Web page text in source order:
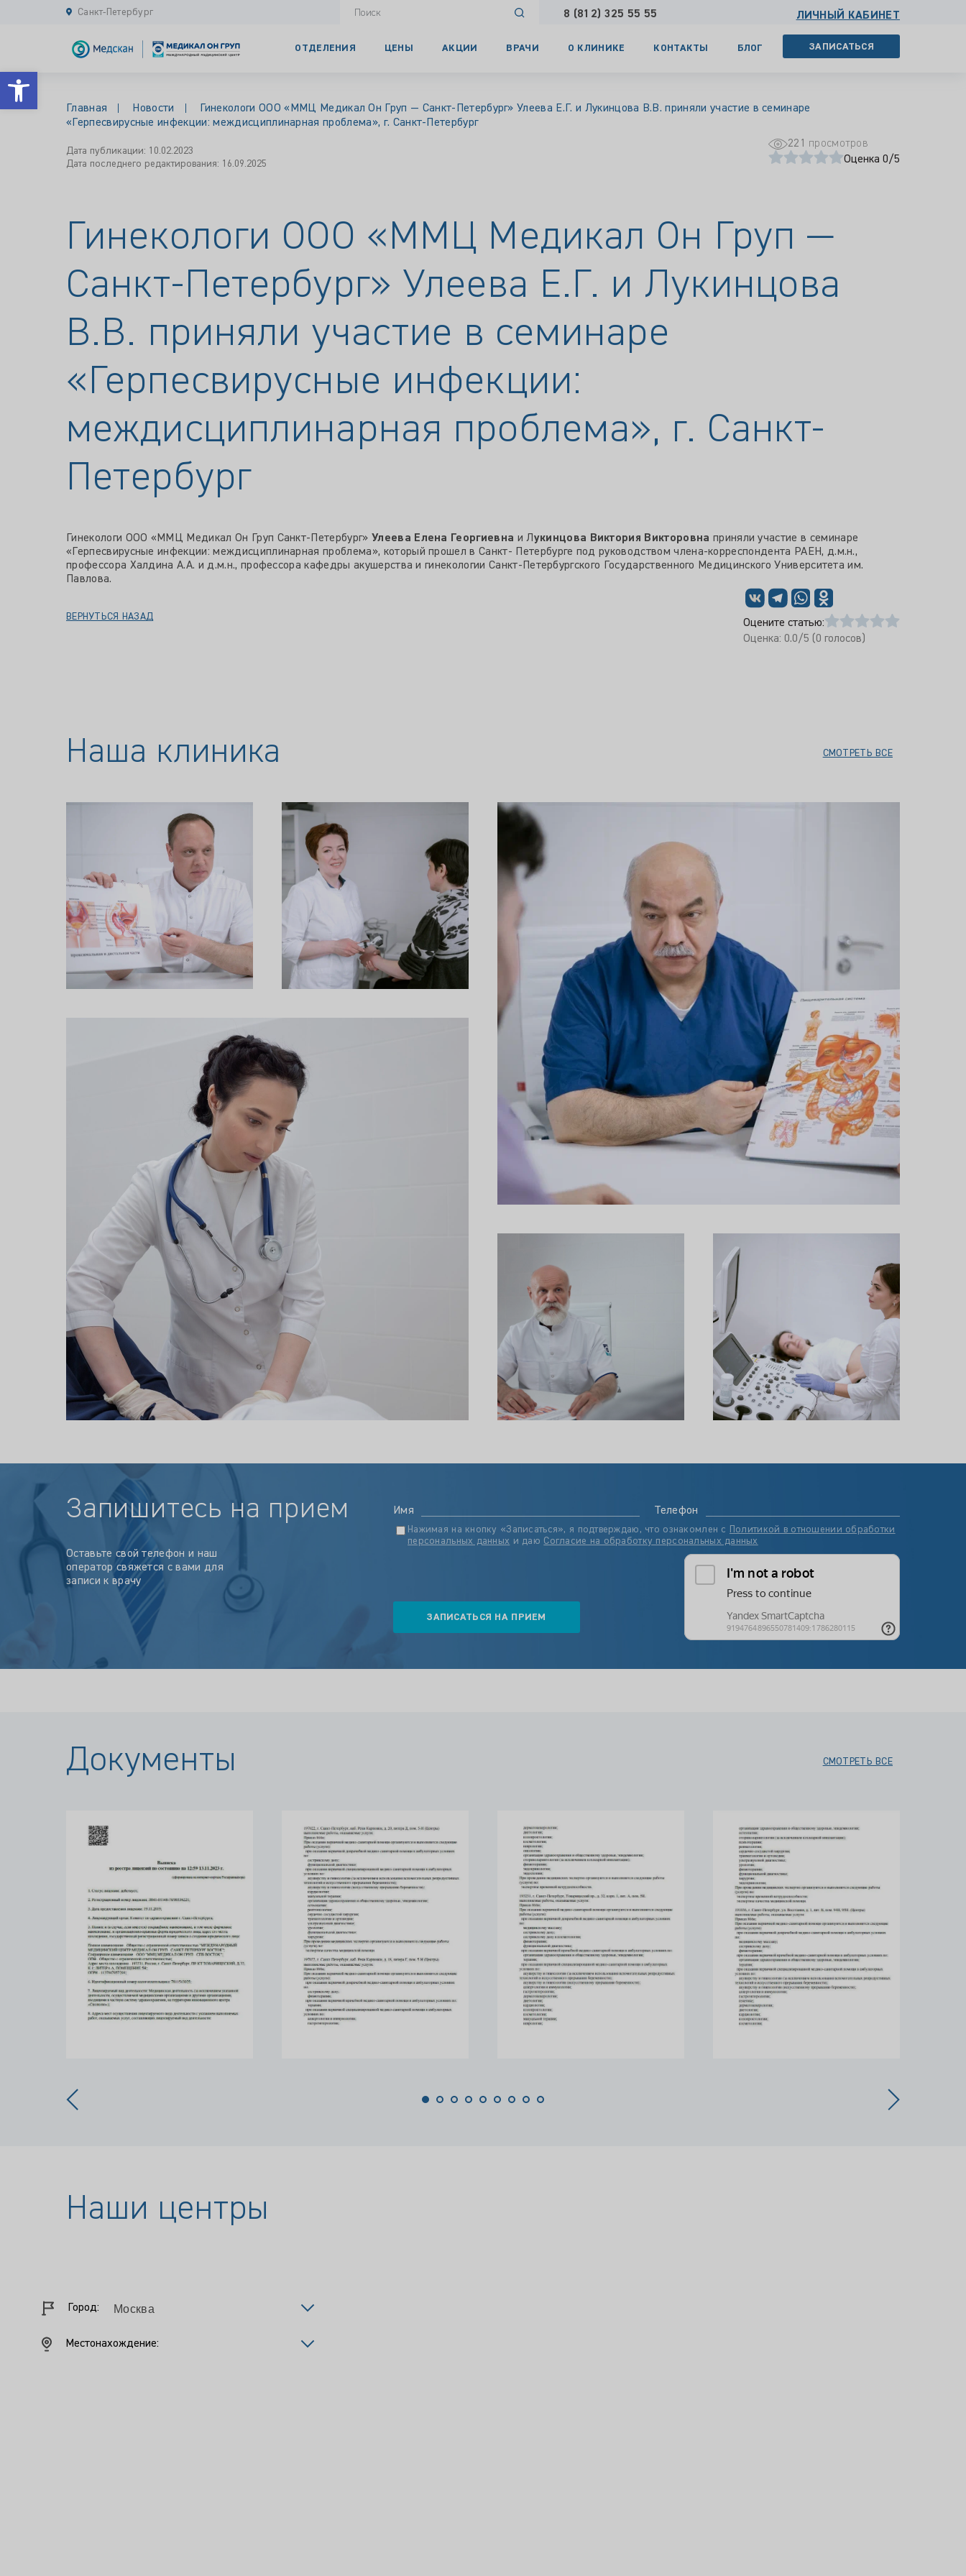
Открыть панель инструментов
Санкт-Петербург 8 (812) 325 55 55 ЛИЧНЫЙ КАБИНЕТ
ОТДЕЛЕНИЯ ЦЕНЫ АКЦИИ ВРАЧИ О КЛИНИКЕ КОНТАКТЫ БЛОГ ЗАПИСАТЬСЯ
Главная Новости
Гинекологи ООО «ММЦ Медикал Он Груп — Санкт-Петербург» Улеева Е.Г. и Лукинцова В.В. приняли участие в семинаре
«Герпесвирусные инфекции: междисциплинарная проблема», г. Санкт-Петербург
Дата публикации: 10.02.2023
Дата последнего редактирования: 16.09.2025
221 просмотров
Оценка 0/5
Гинекологи ООО «ММЦ Медикал Он Груп —
Санкт-Петербург» Улеева Е.Г. и Лукинцова
В.В. приняли участие в семинаре
«Герпесвирусные инфекции:
междисциплинарная проблема», г. Санкт-
Петербург
Гинекологи ООО «ММЦ Медикал Он Груп Санкт-Петербург» Улеева Елена Георгиевна и Л укинцова Виктория Викторовна приняли участие в семинаре
«Герпесвирусные инфекции: междисциплинарная проблема», который прошел в Санкт- Петербурге под руководством члена-корреспондента РАЕН, д.м.н.,
профессора Халдина А.А. и д.м.н., профессора кафедры акушерства и гинекологии Санкт-Петербургского Государственного Медицинского Университета им.
Павлова.
ВЕРНУТЬСЯ НАЗАД
Оцените статью:
Оценка: 0.0/5 (0 голосов)
Наша клиника СМОТРЕТЬ ВСЕ
Запишитесь на прием
Оставьте свой телефон и наш
оператор свяжется с вами для
записи к врачу
Имя Телефон
Нажимая на кнопку «Записаться», я подтверждаю, что ознакомлен с
Политикой в отношении обработки
персональных данных и даю Согласие на обработку персональных данных
Документы СМОТРЕТЬ ВСЕ
Наши центры
Город:
Местонахождение: